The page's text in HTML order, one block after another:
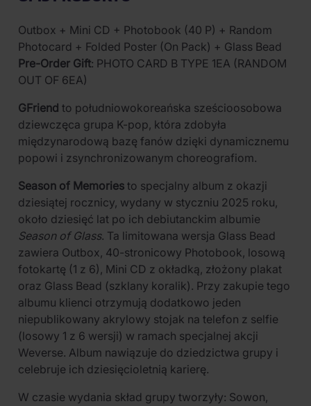
Outbox + Mini CD + Photobook (40 P) + Random
Photocard + Folded Poster (On Pack) + Glass Bead
Pre-Order Gift: PHOTO CARD B TYPE 1EA (RANDOM
OUT OF 6EA)
GFriend to południowokoreańska sześcioosobowa
dziewczęca grupa K-pop, która zdobyła
międzynarodową bazę fanów dzięki dynamicznemu
popowi i zsynchronizowanym choreografiom.
Season of Memories to specjalny album z okazji
dziesiątej rocznicy, wydany w styczniu 2025 roku,
około dziesięć lat po ich debiutanckim albumie
Season of Glass. Ta limitowana wersja Glass Bead
zawiera Outbox, 40-stronicowy Photobook, losową
fotokartę (1 z 6), Mini CD z okładką, złożony plakat
oraz Glass Bead (szklany koralik). Przy zakupie tego
albumu klienci otrzymują dodatkowo jeden
niepublikowany akrylowy stojak na telefon z selfie
(losowy 1 z 6 wersji) w ramach specjalnej akcji
Weverse. Album nawiązuje do dziedzictwa grupy i
celebruje ich dziesięcioletnią karierę.
W czasie wydania skład grupy tworzyły: Sowon,